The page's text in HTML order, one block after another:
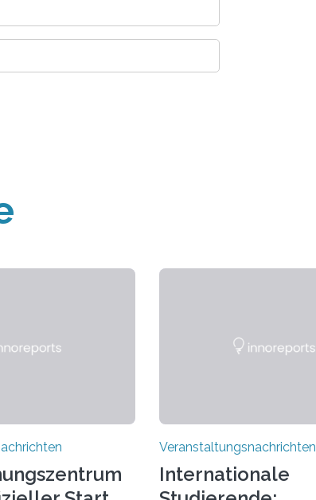
Veranstaltungsnachrichten
Internationale